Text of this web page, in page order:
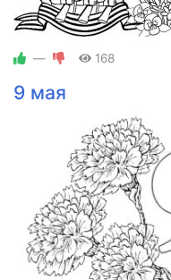
— 168
9 мая